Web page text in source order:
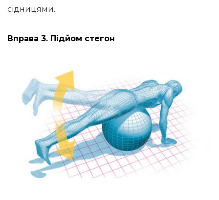
сідницями.
Вправа 3. Підйом стегон